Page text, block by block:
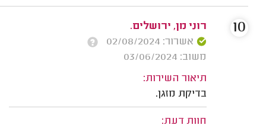
רוני מן, ירושלים.
אשרור: 02/08/2024
משוב: 03/06/2024
תיאור השירות:
בדיקת מזגן.
חוות דעת:
10